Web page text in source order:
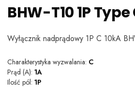
BHW-T10 1P Type
Wyłącznik nadprądowy 1P C 10kA
Charakterystyka wyzwalania: C
Prąd (A): 1A
Ilość pól: 1P